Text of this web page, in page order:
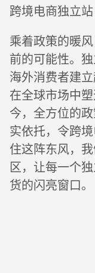
跨境电商独立
乘着政策的暖
前的可能性。
海外消费者建
在全球市场中
今，全方位的
实依托，令跨
住这阵东风，
区，让每一个
货的闪亮窗口。